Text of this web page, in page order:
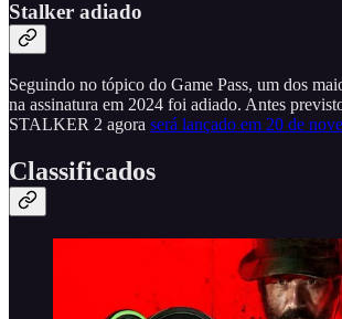
Stalker adiado
Seguindo no tópico do Game Pass, um dos
na assinatura em 2024 foi adiado. Antes
STALKER 2 agora será lançado em 20 de
Classificados